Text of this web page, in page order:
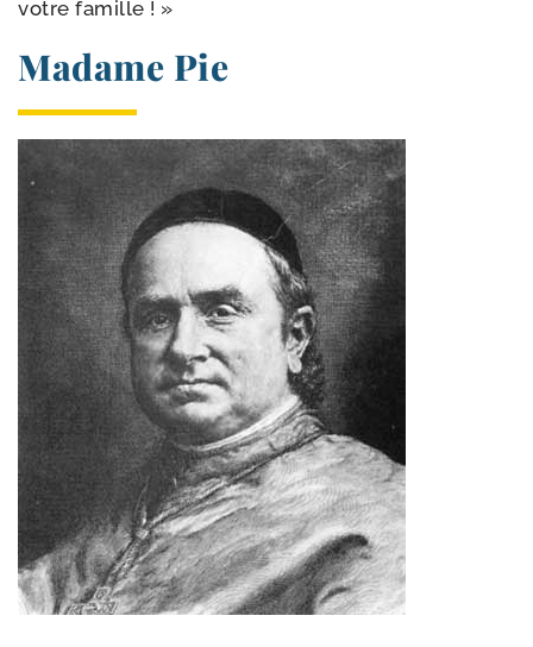
votre famille ! »
Madame Pie